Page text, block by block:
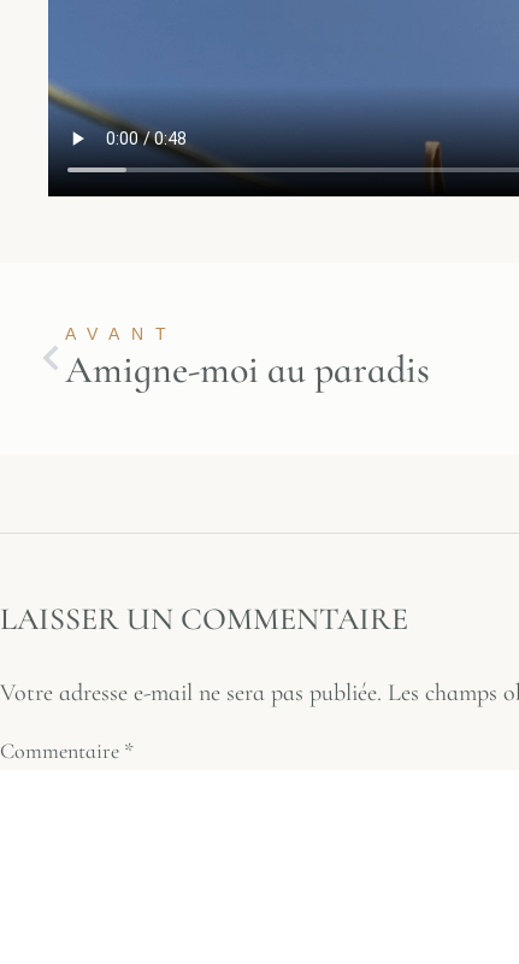
AVANT
Amigne-moi au paradis
LAISSER UN COMMENTAIRE
Votre adresse e-mail ne sera pas publiée. Les champs
Commentaire *